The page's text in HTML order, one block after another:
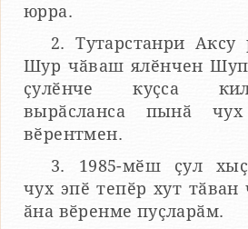
юрра.
2. Тутарстанри Аксу
Шур чӑваш ялӗнчен
ҫулӗнче куҫса
вырӑсланса пынӑ
вӗрентмен.
3. 1985-мӗш ҫул
чух эпӗ тепӗр хут тӑван
ӑна вӗренме пуҫларӑм.